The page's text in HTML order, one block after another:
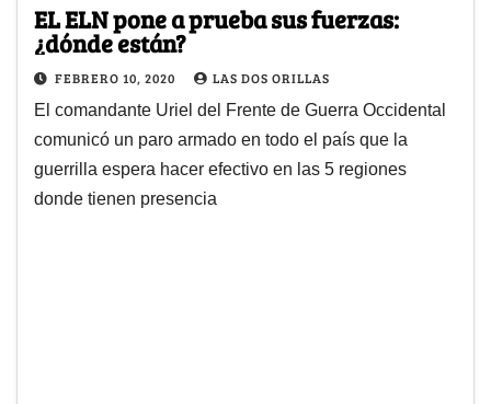
EL ELN pone a prueba sus fuerzas:
¿dónde están?
FEBRERO 10, 2020 LAS DOS ORILLAS
El comandante Uriel del Frente de Guerra Occidental
comunicó un paro armado en todo el país que la
guerrilla espera hacer efectivo en las 5 regiones
donde tienen presencia